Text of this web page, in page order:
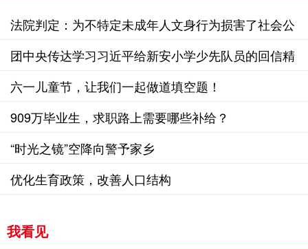
法院判定：为不特定未成年人文身行为损害了社会公
共利益
团中央传达学习习近平给新安小学少先队员的回信精
神
六一儿童节，让我们一起做道填空题！
909万毕业生，求职路上需要哪些补给？
“时光之镜”空降向警予家乡
优化生育政策，改善人口结构
我看见